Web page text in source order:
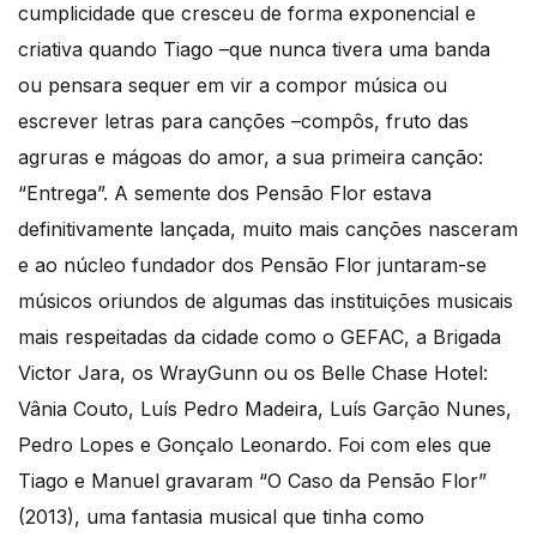
cumplicidade que cresceu de forma exponencial e
criativa quando Tiago –que nunca tivera uma banda
ou pensara sequer em vir a compor música ou
escrever letras para canções –compôs, fruto das
agruras e mágoas do amor, a sua primeira canção:
“Entrega”. A semente dos Pensão Flor estava
definitivamente lançada, muito mais canções nasceram
e ao núcleo fundador dos Pensão Flor juntaram-se
músicos oriundos de algumas das instituições musicais
mais respeitadas da cidade como o GEFAC, a Brigada
Victor Jara, os WrayGunn ou os Belle Chase Hotel:
Vânia Couto, Luís Pedro Madeira, Luís Garção Nunes,
Pedro Lopes e Gonçalo Leonardo. Foi com eles que
Tiago e Manuel gravaram “O Caso da Pensão Flor”
(2013), uma fantasia musical que tinha como